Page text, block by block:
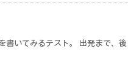
いてみるテスト。 出発まで、後